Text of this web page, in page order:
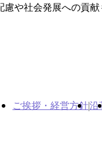
や社会発展への貢
ご挨拶・経営方針沿